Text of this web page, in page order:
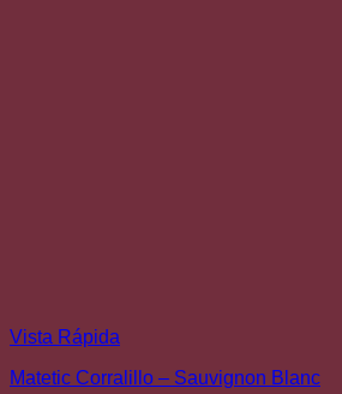
Vista Rápida
Matetic Corralillo – Sauvignon Blanc